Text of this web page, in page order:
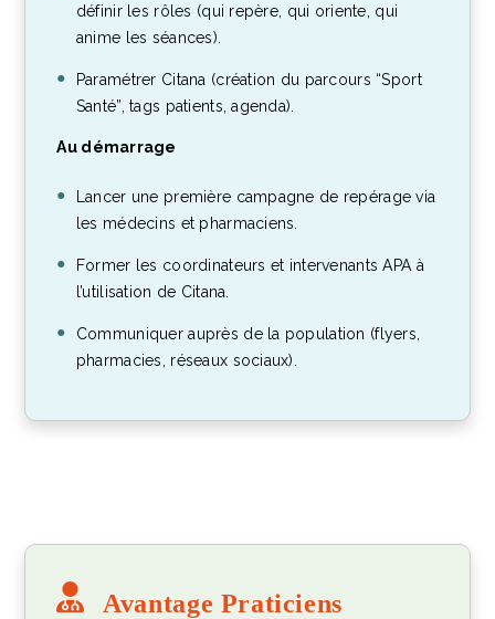
définir les rôles (qui repère, qui oriente, qui
anime les séances).
Paramétrer Citana (création du parcours “Sport
Santé”, tags patients, agenda).
Au démarrage
Lancer une première campagne de repérage via
les médecins et pharmaciens.
Former les coordinateurs et intervenants APA à
l’utilisation de Citana.
Communiquer auprès de la population (flyers,
pharmacies, réseaux sociaux).
Avantage Praticiens